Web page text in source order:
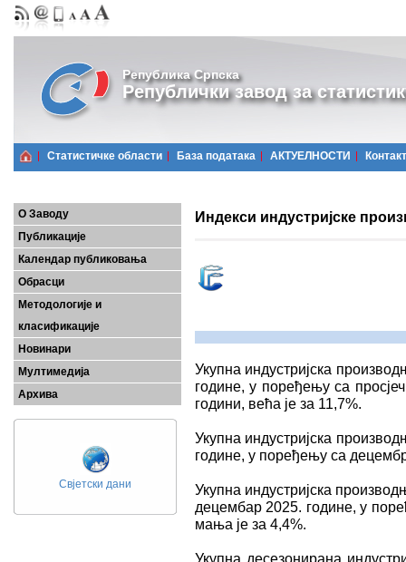
Република Српска
Републички завод за
Статистичке области Базa података АКТУЕЛНОСТИ Контакт
О Заводу
Публикације
Календар публиковања
Обрасци
Методологије и
класификације
Новинари
Мултимедија
Архива
Свјетски дани
Индекси индустријске
Укупна индустријска
године, у поређењу са
години, већа је за 11,7%.
Укупна индустријска
године, у поређењу са
Укупна индустријска
децембар 2025. године, у
мања је за 4,4%.
Укупна десезонирана